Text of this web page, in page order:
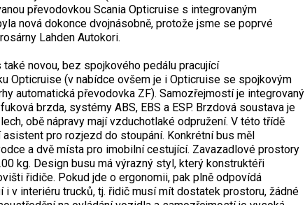
převodovkou Scania Opticruise s integrovaným
nová dokonce dvojnásobně, protože jsme se poprvé
Lahden Autokori.
novou, bez spojkového pedálu pracující
Opticruise (v nabídce ovšem je i Opticruise se spojkovým
automatická převodovka ZF). Samozřejmostí je integrovaný
brzda, systémy ABS, EBS a ESP. Brzdová soustava je
obě nápravy mají vzduchotlaké odpružení. V této třídě
pro rozjezd do stoupání. Konkrétní bus měl
a dvě místa pro imobilní cestující. Zavazadlové prostory
kg. Design busu má výrazný styl, který konstruktéři
řidiče. Pokud jde o ergonomii, pak plně odpovídá
i v interiéru trucků, tj. řidič musí mít dostatek prostoru, žádné